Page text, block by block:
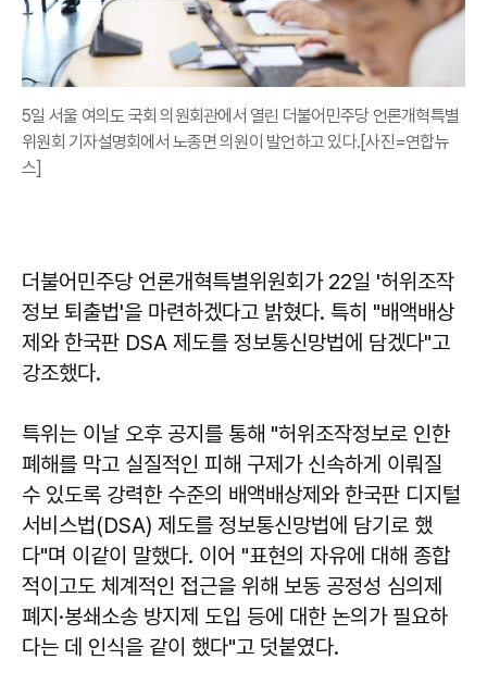
5일 서울 여의도 국회 의원회관에서 열린 더불어민주당 언론개혁특별
위원회 기자설명회에서 노종면 의원이 발언하고 있다.[사진=연합뉴
스]
더불어민주당 언론개혁특별위원회가 22일 '허위조작
정보 퇴출법'을 마련하겠다고 밝혔다. 특히 "배액배상
제와 한국판 DSA 제도를 정보통신망법에 담겠다"고
강조했다.
특위는 이날 오후 공지를 통해 "허위조작정보로 인한
폐해를 막고 실질적인 피해 구제가 신속하게 이뤄질
수 있도록 강력한 수준의 배액배상제와 한국판 디지털
서비스법(DSA) 제도를 정보통신망법에 담기로 했
다"며 이같이 말했다. 이어 "표현의 자유에 대해 종합
적이고도 체계적인 접근을 위해 보동 공정성 심의제
폐지·봉쇄소송 방지제 도입 등에 대한 논의가 필요하
다는 데 인식을 같이 했다"고 덧붙였다.